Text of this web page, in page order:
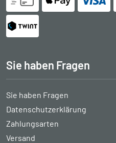
Sie haben Fragen
Sie haben Fragen
Datenschutzerklärung
Zahlungsarten
Versand